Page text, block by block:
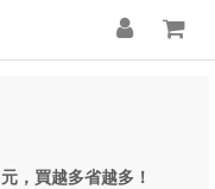
，買越多省越多！